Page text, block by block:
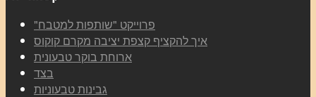
"פרוייקט "שותפות למטבח
איך להקציף קצפת יציבה מקרם קוקוס
ארוחת בוקר טבעונית
בצד
גבינות טבעוניות